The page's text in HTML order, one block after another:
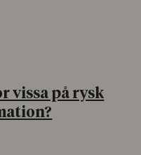
vissa på rysk